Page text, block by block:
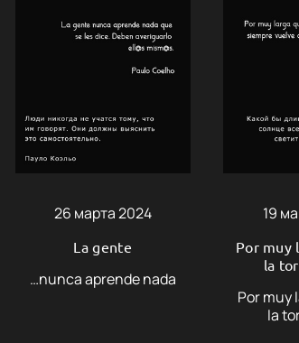
26 марта 2024
La gente
…nunca aprende nada
19
Por muy
la
Por muy
la